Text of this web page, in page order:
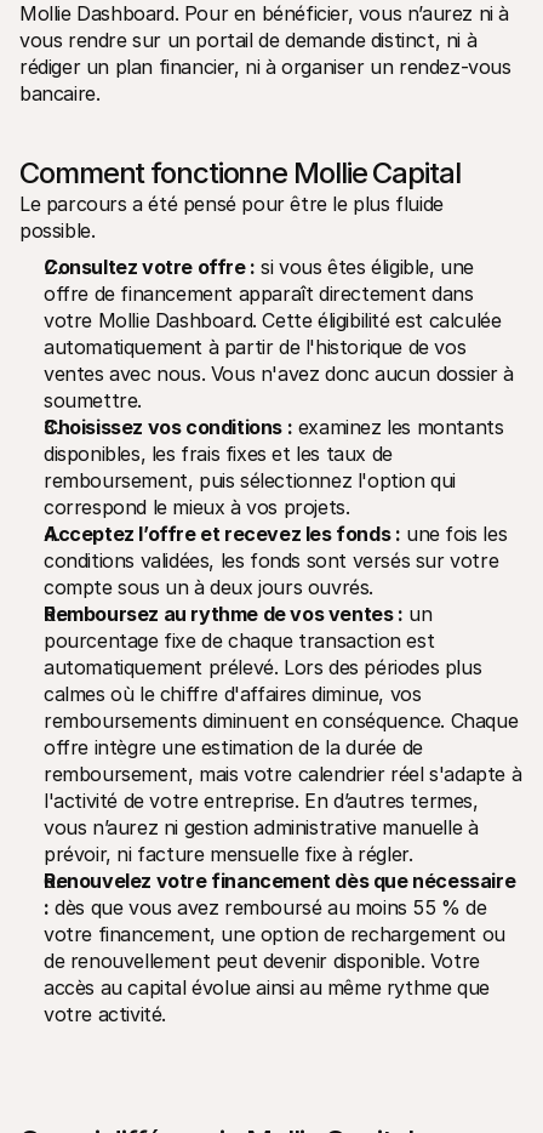
Mollie Dashboard. Pour en bénéficier, vous n’aurez ni à
vous rendre sur un portail de demande distinct, ni à
rédiger un plan financier, ni à organiser un rendez-vous
bancaire.
Comment fonctionne Mollie Capital
Le parcours a été pensé pour être le plus fluide
possible.
Consultez votre offre : si vous êtes éligible, une
offre de financement apparaît directement dans
votre Mollie Dashboard. Cette éligibilité est calculée
automatiquement à partir de l'historique de vos
ventes avec nous. Vous n'avez donc aucun dossier à
soumettre.
Choisissez vos conditions : examinez les montants
disponibles, les frais fixes et les taux de
remboursement, puis sélectionnez l'option qui
correspond le mieux à vos projets.
Acceptez l’offre et recevez les fonds : une fois les
conditions validées, les fonds sont versés sur votre
compte sous un à deux jours ouvrés.
Remboursez au rythme de vos ventes : un
pourcentage fixe de chaque transaction est
automatiquement prélevé. Lors des périodes plus
calmes où le chiffre d'affaires diminue, vos
remboursements diminuent en conséquence. Chaque
offre intègre une estimation de la durée de
remboursement, mais votre calendrier réel s'adapte à
l'activité de votre entreprise. En d’autres termes,
vous n’aurez ni gestion administrative manuelle à
prévoir, ni facture mensuelle fixe à régler.
Renouvelez votre financement dès que nécessaire
: dès que vous avez remboursé au moins 55 % de
votre financement, une option de rechargement ou
de renouvellement peut devenir disponible. Votre
accès au capital évolue ainsi au même rythme que
votre activité.